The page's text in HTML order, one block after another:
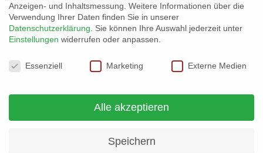
Anzeigen- und Inhaltsmessung. Weitere Informationen über die
Verwendung Ihrer Daten finden Sie in unserer
Datenschutzerklärung
Sie können Ihre Auswahl jederzeit unter
Einstellungen widerrufen oder anpassen.
Datenschutzeinstellungen
Essenziell Marketing Externe Medien
Alle akzeptieren
Speichern